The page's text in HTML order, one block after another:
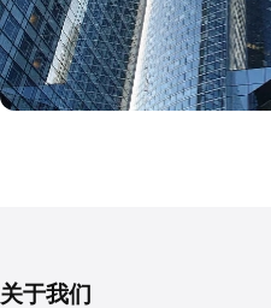
关于我们